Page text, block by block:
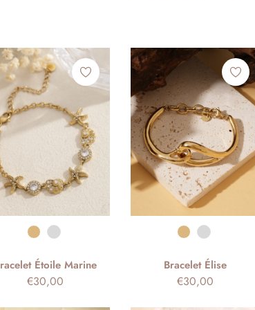
Couleur
Étoile Marine
Prix
€30,00
Couleur
Bracelet Élise
Prix
€30,00